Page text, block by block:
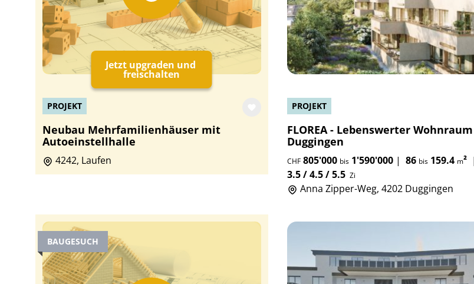
Jetzt upgraden und
freischalten
PROJEKT
Neubau Mehrfamilienhäuser mit
Autoeinstellhalle
4242, Laufen
PROJEKT
FLOREA - Lebenswerter
Duggingen
CHF805'000 bis1'590'000| 86 bis159.4 m² |
3.5 / 4.5 / 5.5 Zi
Anna Zipper-Weg, 4202 Duggingen
BAUGESUCH